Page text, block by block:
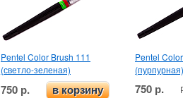
Pentel Color Brush 111
(светло-зеленая)
750 р. в корзину
Pentel
(пурпурная)
750 р.